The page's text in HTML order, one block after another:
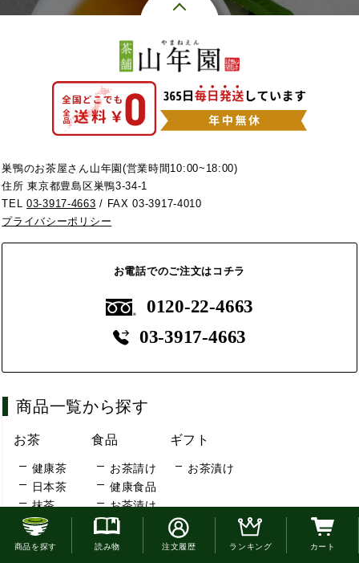
巣鴨のお茶屋さん山年園(営業時間10:00~18:00)
住所 東京都豊島区巣鴨3-34-1
TEL03-3917-4663 / FAX 03-3917-4010
プライバシーポリシー
お電話でのご注文はコチラ
0120-22-4663
03-3917-4663
商品一覧から探す
お茶
健康茶
日本茶
抹茶
玄米茶
ほうじ茶
食品
お茶請け
健康食品
お茶漬け
ギフト
お茶漬け
お電話でのご注文はこちら
商品を探す 読み物 注文履歴 ランキング カート